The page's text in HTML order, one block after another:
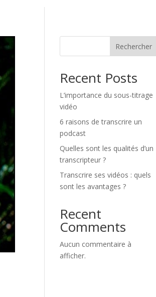
Rechercher
Recent Posts
L’importance du sous-titrage
vidéo
6 raisons de transcrire un
podcast
Quelles sont les qualités d’un
transcripteur ?
Transcrire ses vidéos : quels
sont les avantages ?
Recent
Comments
Aucun commentaire à
afficher.